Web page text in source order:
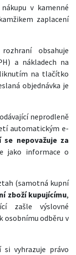
v kamenné
zaplacení
obsahuje
a nákladech na
na tlačítko
objednávka je
neprodleně
automatickým e-
nepovažuje za
jako informace o
(samotná kupní
zboží kupujícímu,
zašle výslovné
osobnímu odběru v
si vyhrazuje právo